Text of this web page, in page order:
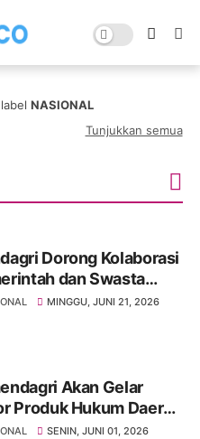
labelNASIONAL
Tunjukkan semua
Dorong Kolaborasi
dan Swasta
Persoalan Perumahan
MINGGU, JUNI 21, 2026
Akan Gelar
Produk Hukum Daerah
Perkuat Keselarasan
SENIN, JUNI 01, 2026